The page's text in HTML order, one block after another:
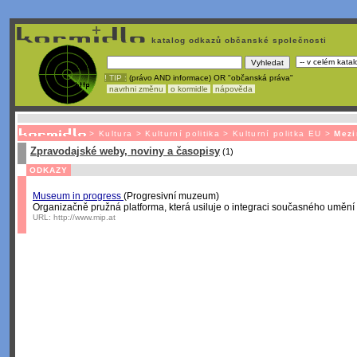
katalog odkazů občanské společnosti
! TIP : (právo AND informace) OR "občanská práva"
navrhni změnu
o kormidle nápověda
> Kultura > Kulturní politika > Kulturní politka EU >
Zpravodajské weby, noviny a časopisy (1)
ODKAZY
Museum in progress (Progresivní muzeum)
Organizačně pružná platforma, která usiluje o integraci současného
URL: http://www.mip.at